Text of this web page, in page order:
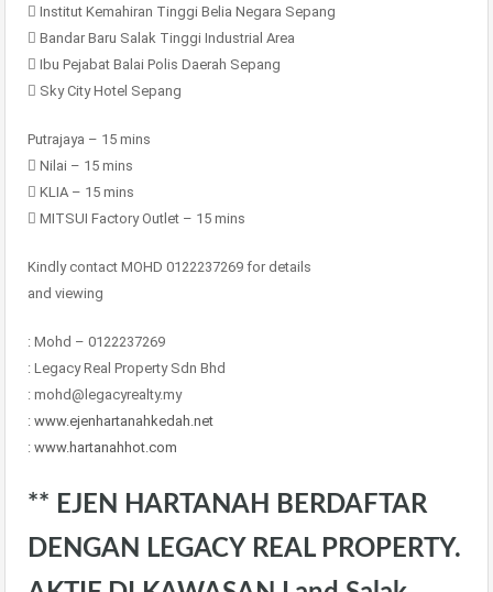
 Institut Kemahiran Tinggi Belia Negara Sepang
 Bandar Baru Salak Tinggi Industrial Area
 Ibu Pejabat Balai Polis Daerah Sepang
 Sky City Hotel Sepang
Putrajaya – 15 mins
 Nilai – 15 mins
 KLIA – 15 mins
 MITSUI Factory Outlet – 15 mins
Kindly contact MOHD 0122237269 for details
and viewing
: Mohd – 0122237269
: Legacy Real Property Sdn Bhd
: mohd@legacyrealty.my
: www.ejenhartanahkedah.net
: www.hartanahhot.com
** EJEN HARTANAH BERDAFTAR
DENGAN LEGACY REAL PROPERTY.